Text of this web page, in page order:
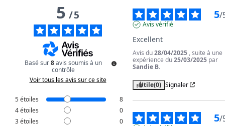
5/5
Basé sur8avis soumis à un
contrôle
Voir tous les avis sur ce site
5étoiles
8
4étoiles
0
3étoiles
0
5/
Avis vérifié
Excellent
Avis du28/04/2025 , suite à une
expérience du25/03/2025 par
Sandie B.
Utile(0) Signaler
5/